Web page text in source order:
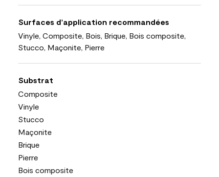
Surfaces d’application recommandées
Vinyle, Composite, Bois, Brique, Bois composite,
Stucco, Maçonite, Pierre
Substrat
Composite
Vinyle
Stucco
Maçonite
Brique
Pierre
Bois composite